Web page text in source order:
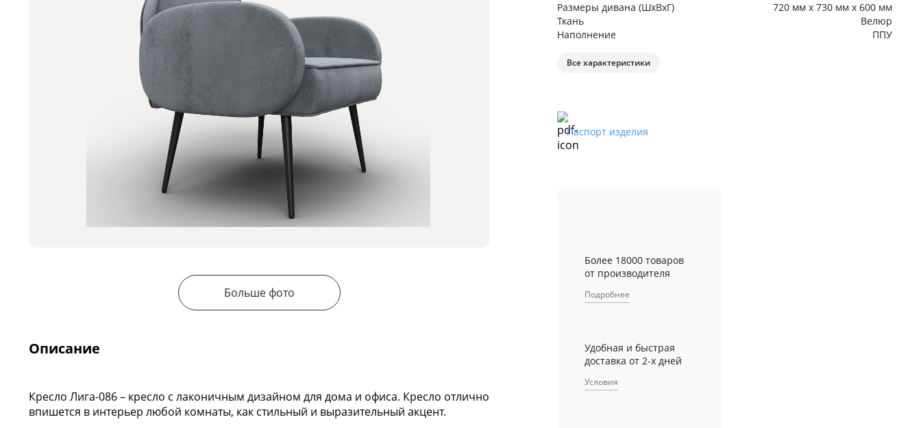
Больше фото
Описание
Кресло Лига-086 – кресло с лаконичным дизайном для дома и офиса. Кресло отлично
впишется в интерьер любой комнаты, как стильный и выразительный акцент.
Размеры дивана (ШхВхГ)
720 мм х 730 мм х 600 мм
Ткань
Велюр
Наполнение
ППУ
Все характеристики
Паспорт изделия
Более 18000 товаров
от производителя
Подробнее
Удобная и быстрая
доставка от 2-х дней
Условия